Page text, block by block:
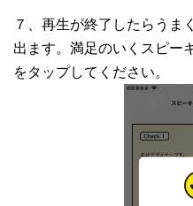
７、再生が終了したらうま
出ます。満足のいくスピー
をタップしてください。